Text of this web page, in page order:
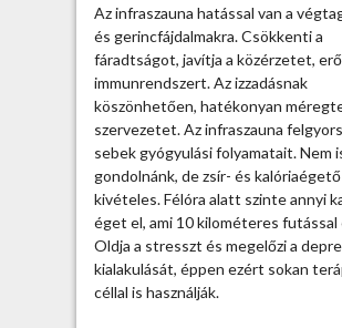
n
y
h
á
a
b
Az infraszauna hatással van a
és gerincfájdalmakra. Csökkenti a
fáradtságot, javítja a közérzetet,
immunrendszert. Az izzadásnak
köszönhetően, hatékonyan
szervezetet. Az infraszauna
sebek gyógyulási folyamatait. Nem
gondolnánk, de zsír- és
kivételes. Félóra alatt szinte annyi
éget el, ami 10 kilométeres futással
Oldja a stresszt és megelőzi a
kialakulását, éppen ezért sokan
céllal is használják.